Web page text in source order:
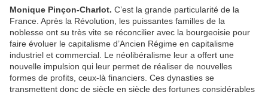
Monique Pinçon-Charlot. C’est la grande particularité de la
France. Après la Révolution, les puissantes familles de la
noblesse ont su très vite se réconcilier avec la bourgeoisie pour
faire évoluer le capitalisme d’Ancien Régime en capitalisme
industriel et commercial. Le néolibéralisme leur a offert une
nouvelle impulsion qui leur permet de réaliser de nouvelles
formes de profits, ceux-là financiers. Ces dynasties se
transmettent donc de siècle en siècle des fortunes considérables